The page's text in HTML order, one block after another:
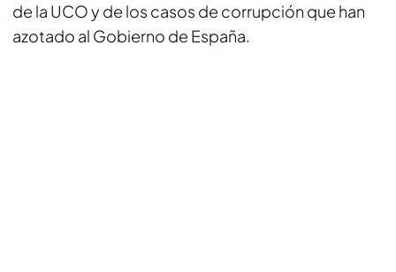
de la UCO y de los casos de corrupción que han
azotado al Gobierno de España.